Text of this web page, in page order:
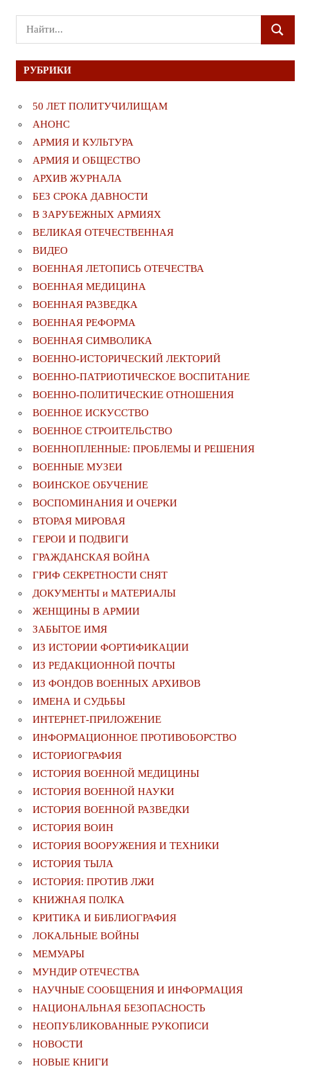
Поиск
для:
ПОИСК
РУБРИКИ
50 ЛЕТ ПОЛИТУЧИЛИЩАМ
АНОНС
АРМИЯ И КУЛЬТУРА
АРМИЯ И ОБЩЕСТВО
АРХИВ ЖУРНАЛА
БЕЗ СРОКА ДАВНОСТИ
В ЗАРУБЕЖНЫХ АРМИЯХ
ВЕЛИКАЯ ОТЕЧЕСТВЕННАЯ
ВИДЕО
ВОЕННАЯ ЛЕТОПИСЬ ОТЕЧЕСТВА
ВОЕННАЯ МЕДИЦИНА
ВОЕННАЯ РАЗВЕДКА
ВОЕННАЯ РЕФОРМА
ВОЕННАЯ СИМВОЛИКА
ВОЕННО-ИСТОРИЧЕСКИЙ ЛЕКТОРИЙ
ВОЕННО-ПАТРИОТИЧЕСКОЕ ВОСПИТАНИЕ
ВОЕННО-ПОЛИТИЧЕСКИE ОТНОШЕНИЯ
ВОЕННОЕ ИСКУССТВО
ВОЕННОЕ СТРОИТЕЛЬСТВО
ВОЕННОПЛЕННЫЕ: ПРОБЛЕМЫ И РЕШЕНИЯ
ВОЕННЫЕ МУЗЕИ
ВОИНСКОЕ ОБУЧЕНИЕ
ВОСПОМИНАНИЯ И ОЧЕРКИ
ВТОРАЯ МИРОВАЯ
ГЕРОИ И ПОДВИГИ
ГРАЖДАНСКАЯ ВОЙНА
ГРИФ СЕКРЕТНОСТИ СНЯТ
ДОКУМЕНТЫ и МАТЕРИАЛЫ
ЖЕНЩИНЫ В АРМИИ
ЗАБЫТОЕ ИМЯ
ИЗ ИСТОРИИ ФОРТИФИКАЦИИ
ИЗ РЕДАКЦИОННОЙ ПОЧТЫ
ИЗ ФОНДОВ ВОЕННЫХ АРХИВОВ
ИМЕНА И СУДЬБЫ
ИНТЕРНЕТ-ПРИЛОЖЕНИЕ
ИНФОРМАЦИОННОЕ ПРОТИВОБОРСТВО
ИСТОРИОГРАФИЯ
ИСТОРИЯ ВОЕННОЙ МЕДИЦИНЫ
ИСТОРИЯ ВОЕННОЙ НАУКИ
ИСТОРИЯ ВОЕННОЙ РАЗВЕДКИ
ИСТОРИЯ ВОИН
ИСТОРИЯ ВООРУЖЕНИЯ И ТЕХНИКИ
ИСТОРИЯ ТЫЛА
ИСТОРИЯ: ПРОТИВ ЛЖИ
КНИЖНАЯ ПОЛКА
КРИТИКА И БИБЛИОГРАФИЯ
ЛОКАЛЬНЫЕ ВОЙНЫ
МЕМУАРЫ
МУНДИР ОТЕЧЕСТВА
НАУЧНЫЕ СООБЩЕНИЯ И ИНФОРМАЦИЯ
НАЦИОНАЛЬНАЯ БЕЗОПАСНОСТЬ
НЕОПУБЛИКОВАННЫЕ РУКОПИСИ
НОВОСТИ
НОВЫЕ КНИГИ